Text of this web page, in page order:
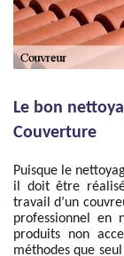
Le bon
Couverture
Puisque le
il doit être
travail d’un
professionnel en
produits non
méthodes que